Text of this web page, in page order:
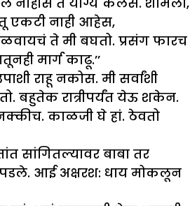
एकटी नाही आहेस,
ते मी बघतो. प्रसंग फारच
मार्ग काढू.’’
राहू नकोस. मी सर्वांशी
बहुतेक रात्रीपर्यंत येऊ शकेन.
काळजी घे हां. ठेवतो
सांगितल्यावर बाबा तर
आई अक्षरश: धाय मोकलून